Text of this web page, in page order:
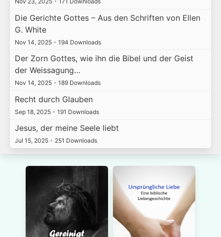
Die Gerichte Gottes – Aus den Schriften von Ellen
G. White
Nov 14, 2025 • 194 Downloads
Der Zorn Gottes, wie ihn die Bibel und der Geist
der Weissagung…
Nov 14, 2025 • 189 Downloads
Recht durch Glauben
Sep 18, 2025 • 191 Downloads
Jesus, der meine Seele liebt
Jul 15, 2025 • 251 Downloads